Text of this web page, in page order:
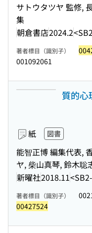
サトウタツヤ 監修,
集
朝倉書店2024.2
著者標目（識別子）
001092061
質的心
紙 図書
能智正博 編集代表,
ヤ, 柴山真琴, 鈴木聡
新曜社2018.11
著者標目（識別子）
00427524